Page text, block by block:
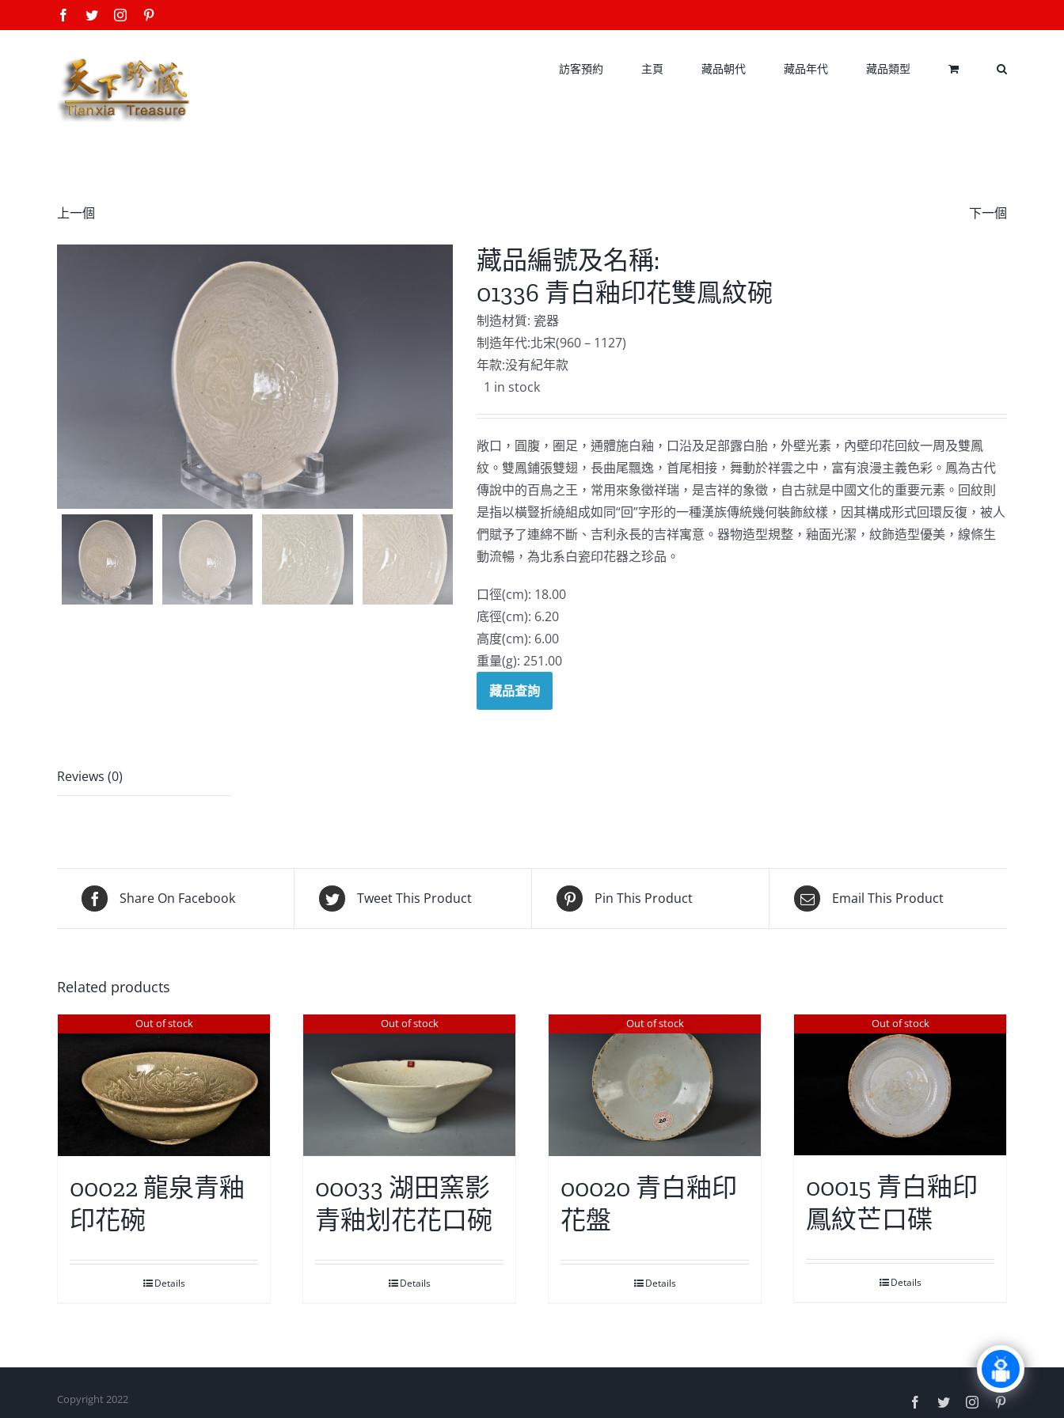
to
Facebook
TwitterInstagram
訪客預約 主頁 藏品朝代 藏品年代 藏品類型
上一個 下一個
藏品編號及名稱:
01336 青白釉印花雙鳯紋碗
制造材質: 瓷器
制造年代:北宋(960 – 1127)
年款:没有紀年款
1 in stock
敞口，圓腹，圈足，通體施白釉，口沿及足部露白胎，外壁光素，內壁印花回紋一周及雙鳳
紋。雙鳳鋪張雙翅，長曲尾飄逸，首尾相接，舞動於祥雲之中，富有浪漫主義色彩。鳳為古代
傳說中的百鳥之王，常用來象徵祥瑞，是吉祥的象徵，自古就是中國文化的重要元素。回紋則
是指以橫豎折繞組成如同“回”字形的一種漢族傳統幾何裝飾紋樣，因其構成形式回環反復，被人
們賦予了連綿不斷、吉利永長的吉祥寓意。器物造型規整，釉面光潔，紋飾造型優美，線條生
動流暢，為北系白瓷印花器之珍品。
口徑(cm): 18.00
底徑(cm): 6.20
高度(cm): 6.00
重量(g): 251.00
藏品查詢
Reviews (0)
Share On Facebook Tweet This Product Pin This Product Email This Product
Related products
Out of stock
00022 龍泉青釉
印花碗
Details
Out of stock
00033 湖田窯影
青釉划花花口碗
Details
Out of stock
00020 青白釉印
花盤
Details
Out of stock
00015 青白釉印
鳳紋芒口碟
Details
Copyright 2022 Facebook
TwitterInstagramPinterest